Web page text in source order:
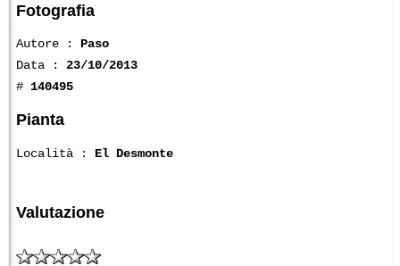
Fotografia
Autore : Paso
Data : 23/10/2013
# 140495
Pianta
Località : El Desmonte
Valutazione